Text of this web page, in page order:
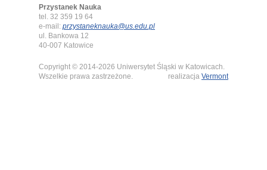
Przystanek Nauka
tel. 32 359 19 64
e-mail: przystaneknauka@us.edu.pl
ul. Bankowa 12
40-007 Katowice
Copyright © 2014-2026 Uniwersytet Śląski w Katowicach.
Wszelkie prawa zastrzeżone.
realizacja Vermont